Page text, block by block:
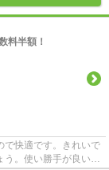
料半額！
で快適です。きれいで
う。使い勝手が良いシ